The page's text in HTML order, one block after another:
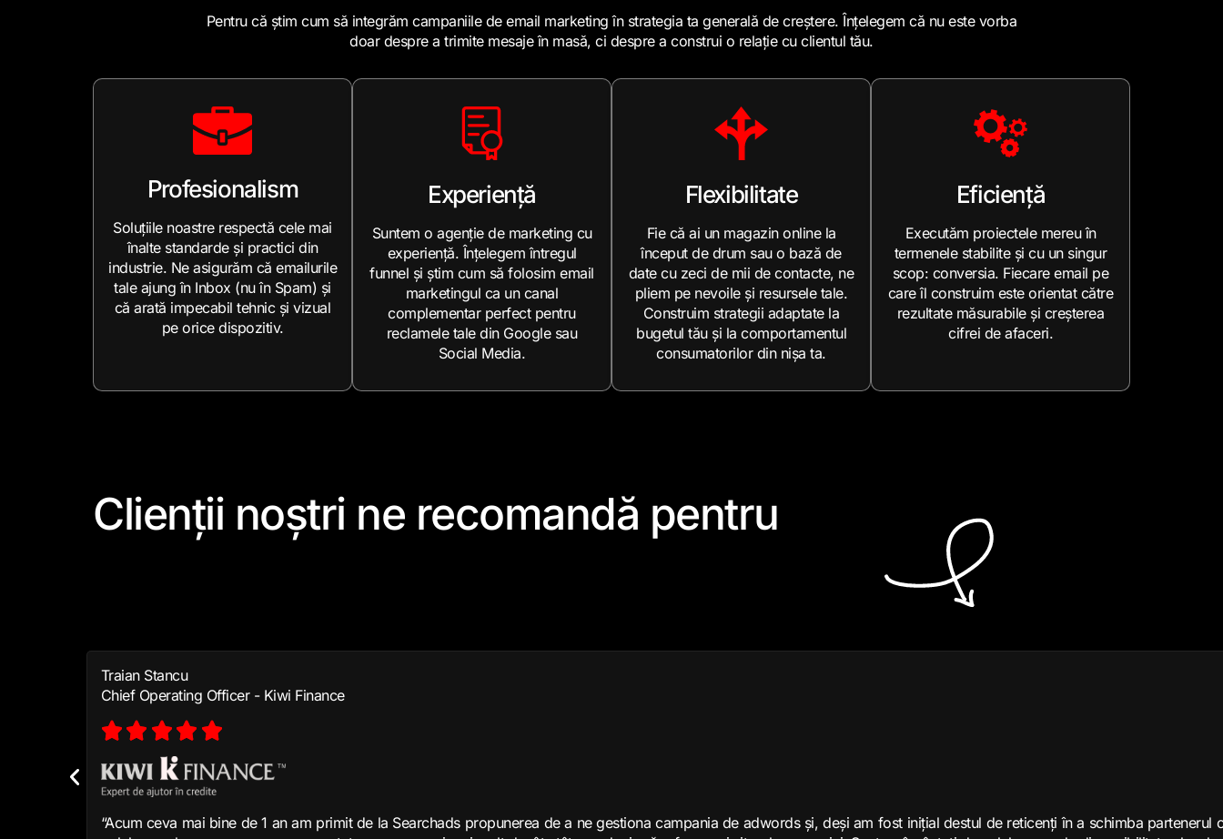
Pentru că știm cum să integrăm campaniile de email marketing în strategia ta generală de creștere. Înțelegem că nu este vorba
doar despre a trimite mesaje în masă, ci despre a construi o relație cu clientul tău.
Profesionalism
Soluțiile noastre respectă cele mai
înalte standarde și practici din
industrie. Ne asigurăm că emailurile
tale ajung în Inbox (nu în Spam) și
că arată impecabil tehnic și vizual
pe orice dispozitiv.
Experiență
Suntem o agenție de marketing cu
experiență. Înțelegem întregul
funnel și știm cum să folosim email
marketingul ca un canal
complementar perfect pentru
reclamele tale din Google sau
Social Media.
Flexibilitate
Fie că ai un magazin online la
început de drum sau o bază de
date cu zeci de mii de contacte, ne
pliem pe nevoile și resursele tale.
Construim strategii adaptate la
bugetul tău și la comportamentul
consumatorilor din nișa ta.
Eficiență
Executăm proiectele mereu în
termenele stabilite și cu un singur
scop: conversia. Fiecare email pe
care îl construim este orientat către
rezultate măsurabile și creșterea
cifrei de afaceri.
Clienții noștri ne recomandă pentru
Traian Stancu
Chief Operating Officer - Kiwi Finance
    
“Acum ceva mai bine de 1 an am primit de la Searchads propunerea de a ne gestiona campania de adwords și, deși am fost inițial destul de reticenți în a schimba partenerul